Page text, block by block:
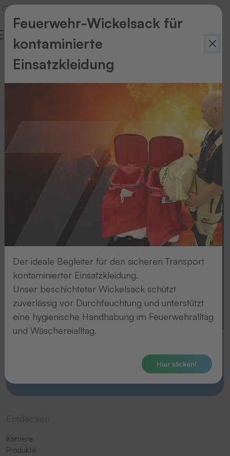
Untitled
Branchenseite
Embleme in Perfektion.
Qualität, die man sieht –
Zum Embleme-Film
Karriere
Produkte
Feuerwehr-Wickelsack für
kontaminierte
Einsatzkleidung
Der ideale Begleiter für den sicheren Transport
kontaminierter Einsatzkleidung.
Unser beschichteter Wickelsack schützt
zuverlässig vor Durchfeuchtung und unterstützt
eine hygienische Handhabung im Feuerwehralltag
und Wäschereialltag.
Hier klicken!